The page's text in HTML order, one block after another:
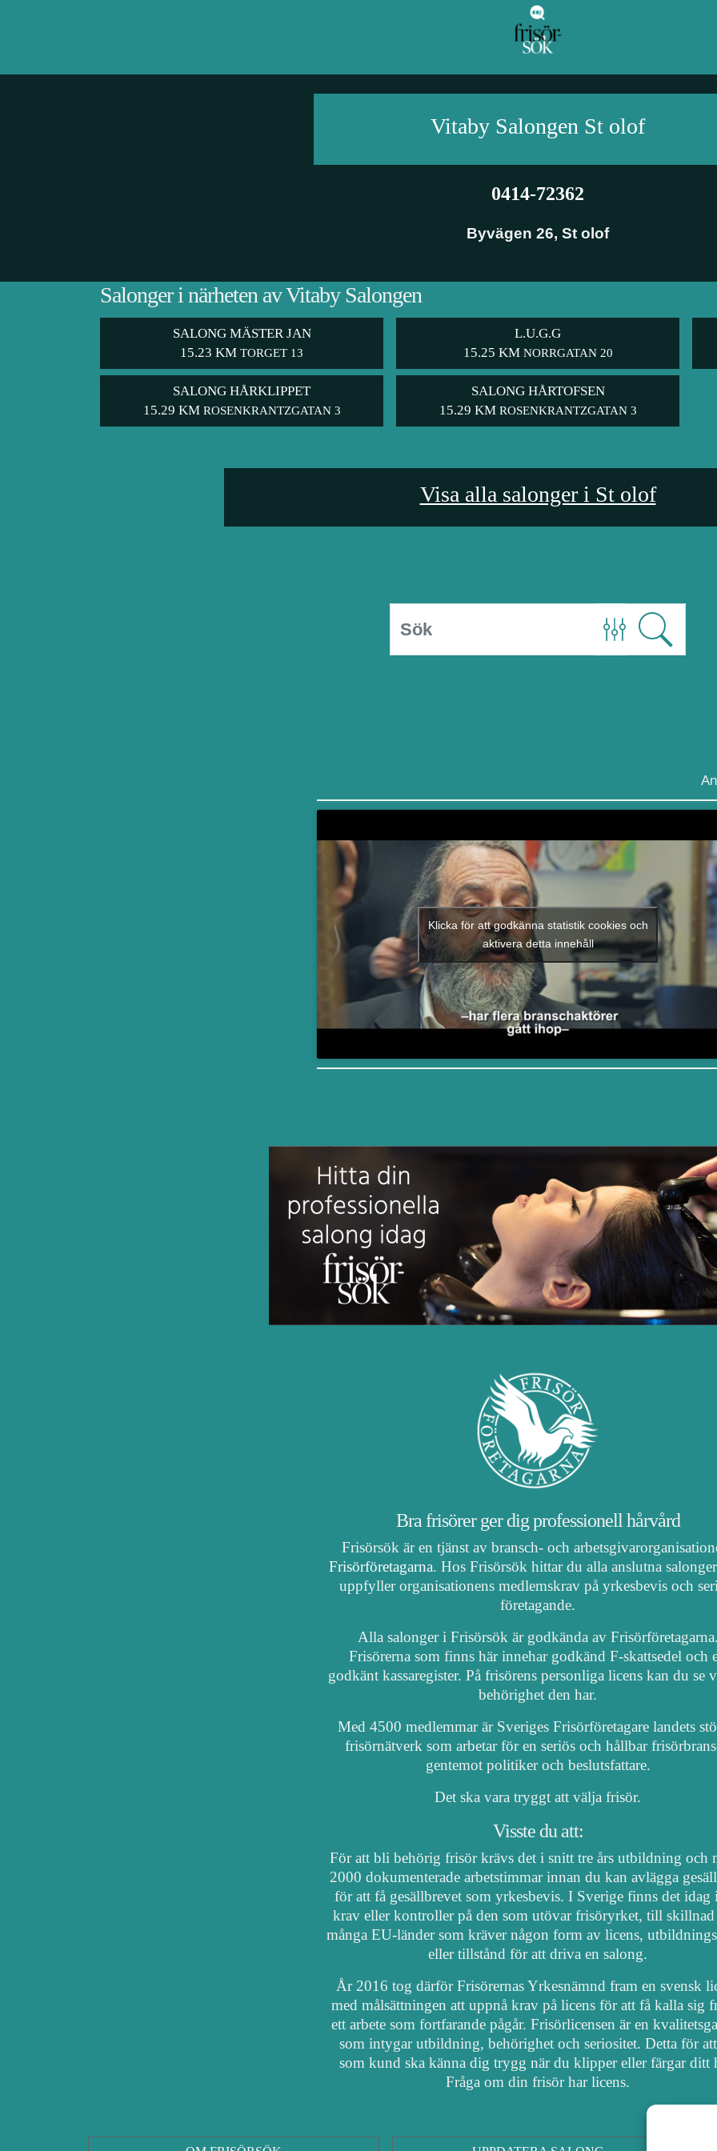
Vitaby Salongen St olof
0414-72362
Byvägen 26, St olof
Salonger i närheten av Vitaby Salongen
SALONG MÄSTER JAN
15.23 KM TORGET 13
L.U.G.G
15.25 KM NORRGATAN 20
SALONG HÅRKLIPPET
15.29 KM ROSENKRANTZGATAN 3
SALONG HÅRTOFSEN
15.29 KM ROSENKRANTZGATAN 3
Visa alla salonger i St olof
Klicka för att godkänna statistik cookies och
aktivera detta innehåll
Bra frisörer ger dig professionell hårvård
Frisörsök är en tjänst av bransch- och
Frisörföretagarna. Hos Frisörsök hittar du alla anslutna
uppfyller organisationens medlemskrav på yrkesbevis och
företagande.
Alla salonger i Frisörsök är godkända av
Frisörerna som finns här innehar godkänd F-skattsedel och
godkänt kassaregister. På frisörens personliga licens kan du se
behörighet den har.
Med 4500 medlemmar är Sveriges Frisörföretagare landets
frisörnätverk som arbetar för en seriös och hållbar
gentemot politiker och beslutsfattare.
Det ska vara tryggt att välja frisör.
Visste du att:
För att bli behörig frisör krävs det i snitt tre års utbildning och
2000 dokumenterade arbetstimmar innan du kan avlägga
för att få gesällbrevet som yrkesbevis. I Sverige finns det idag
krav eller kontroller på den som utövar frisöryrket, till
många EU-länder som kräver någon form av licens,
eller tillstånd för att driva en salong.
År 2016 tog därför Frisörernas Yrkesnämnd fram en svensk
med målsättningen att uppnå krav på licens för att få kalla sig
ett arbete som fortfarande pågår. Frisörlicensen är en
som intygar utbildning, behörighet och seriositet. Detta för
som kund ska känna dig trygg när du klipper eller färgar ditt
Fråga om din frisör har licens.